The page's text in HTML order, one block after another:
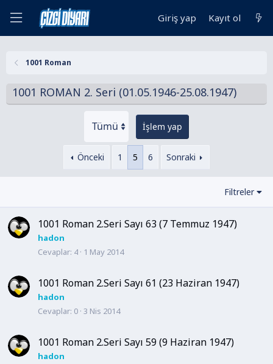
Giriş yap Kayıt ol
1001 Roman
1001 ROMAN 2. Seri (01.05.1946-25.08.1947)
İşlem yap
Önceki 1 5 6 Sonraki
Filtreler
1001 Roman 2.Seri Sayı 63 (7 Temmuz 1947)
hadon
Cevaplar 4 1 May 2014
1001 Roman 2.Seri Sayı 61 (23 Haziran 1947)
hadon
Cevaplar 0 3 Nis 2014
1001 Roman 2.Seri Sayı 59 (9 Haziran 1947)
hadon